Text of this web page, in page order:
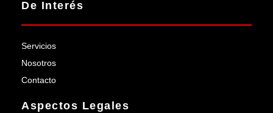
De Interés
Servicios
Nosotros
Contacto
Aspectos Legales